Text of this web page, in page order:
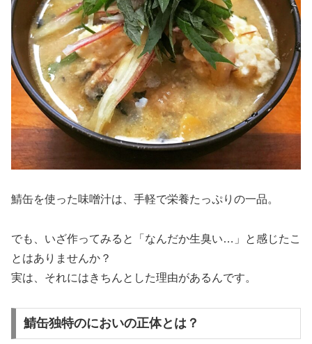
鯖缶を使った味噌汁は、手軽で栄養たっぷりの一品。
でも、いざ作ってみると「なんだか生臭い…」と感じたこ
とはありませんか？
実は、それにはきちんとした理由があるんです。
鯖缶独特のにおいの正体とは？